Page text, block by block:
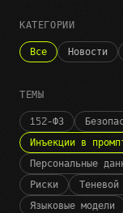
КАТЕГОРИИ
Все Новости
ТЕМЫ
152-ФЗ
Инъекции в
Персональные
Риски
Языковые модели